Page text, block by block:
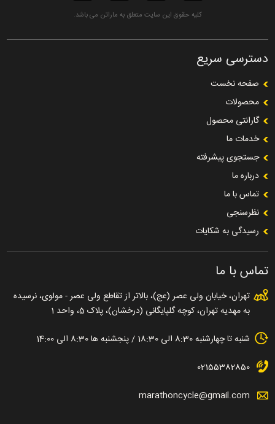
کلیه حقوق این سایت متعلق به ماراتن می باشد.
دسترسی سریع
صفحه نخست
محصولات
گارانتی محصول
خدمات ما
جستجوی پیشرفته
درباره ما
تماس با ما
نظرسنجی
رسیدگی به شکایات
تماس با ما
تهران، خیابان ولی عصر (عج)، بالاتر از تقاطع ولی عصر - مولوی، نرسیده
به مهدیه تهران، کوچه گلپایگانی (درخشان)، پلاک 5، واحد 1
شنبه تا چهارشنبه 8:30 الی 18:30 / پنجشنبه ها 8:30 الی 14:00
02155382850
marathoncycle@gmail.com